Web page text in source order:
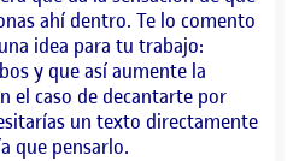
ahí dentro. Te lo comento
idea para tu trabajo:
y que así aumente la
el caso de decantarte por
un texto directamente
que pensarlo.